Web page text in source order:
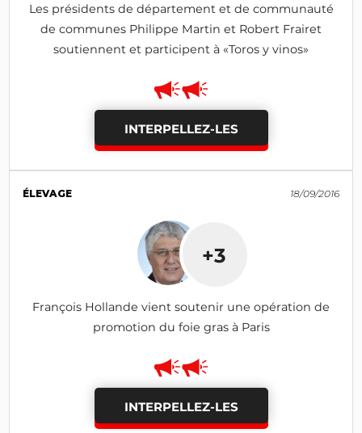
Les présidents de département et de communauté
de communes Philippe Martin et Robert Frairet
soutiennent et participent à «Toros y vinos»
INTERPELLEZ-LES
ÉLEVAGE 18/09/2016
+3
François Hollande vient soutenir une opération de
promotion du foie gras à Paris
INTERPELLEZ-LES